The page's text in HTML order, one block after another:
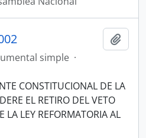
simple ·
CONSTITUCIONAL DE LA
EL RETIRO DEL VETO
LA LEY REFORMATORIA AL